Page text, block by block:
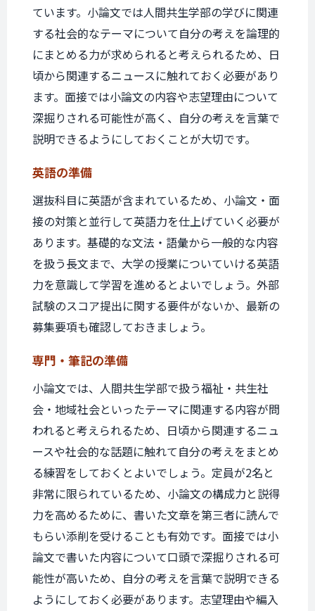
ています。小論文では人間共生学部の学びに関連
する社会的なテーマについて自分の考えを論理的
にまとめる力が求められると考えられるため、日
頃から関連するニュースに触れておく必要があり
ます。面接では小論文の内容や志望理由について
深掘りされる可能性が高く、自分の考えを言葉で
説明できるようにしておくことが大切です。
英語の準備
選抜科目に英語が含まれているため、小論文・面
接の対策と並行して英語力を仕上げていく必要が
あります。基礎的な文法・語彙から一般的な内容
を扱う長文まで、大学の授業についていける英語
力を意識して学習を進めるとよいでしょう。外部
試験のスコア提出に関する要件がないか、最新の
募集要項も確認しておきましょう。
専門・筆記の準備
小論文では、人間共生学部で扱う福祉・共生社
会・地域社会といったテーマに関連する内容が問
われると考えられるため、日頃から関連するニュ
ースや社会的な話題に触れて自分の考えをまとめ
る練習をしておくとよいでしょう。定員が2名と
非常に限られているため、小論文の構成力と説得
力を高めるために、書いた文章を第三者に読んで
もらい添削を受けることも有効です。面接では小
論文で書いた内容について口頭で深掘りされる可
能性が高いため、自分の考えを言葉で説明できる
ようにしておく必要があります。志望理由や編入